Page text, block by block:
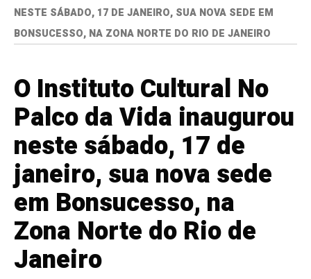
NESTE SÁBADO, 17 DE JANEIRO, SUA NOVA SEDE EM
BONSUCESSO, NA ZONA NORTE DO RIO DE JANEIRO
O Instituto Cultural No
Palco da Vida inaugurou
neste sábado, 17 de
janeiro, sua nova sede
em Bonsucesso, na
Zona Norte do Rio de
Janeiro